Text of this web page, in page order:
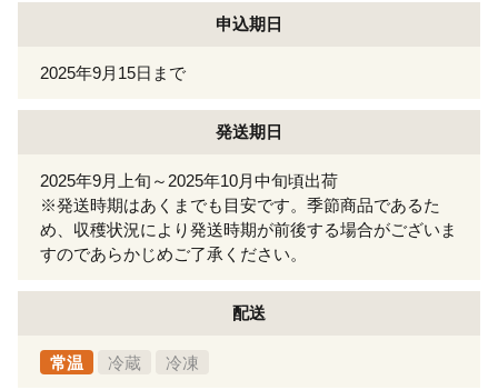
申込期日
2025年9月15日まで
発送期日
2025年9月上旬～2025年10月中旬頃出荷
※発送時期はあくまでも目安です。季節商品であるた
め、収穫状況により発送時期が前後する場合がございま
すのであらかじめご了承ください。
配送
常温 冷蔵 冷凍